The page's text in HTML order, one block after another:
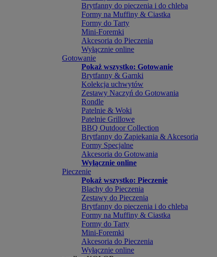
Brytfanny do pieczenia i do chleba
Formy na Muffiny & Ciastka
Formy do Tarty
Mini-Foremki
Akcesoria do Pieczenia
Wyłącznie online
Gotowanie
Pokaż wszystko: Gotowanie
Brytfanny & Garnki
Kolekcja uchwytów
Zestawy Naczyń do Gotowania
Rondle
Patelnie & Woki
Patelnie Grillowe
BBQ Outdoor Collection
Brytfanny do Zapiekania & Akcesoria
Formy Specjalne
Akcesoria do Gotowania
Wyłącznie online
Pieczenie
Pokaż wszystko: Pieczenie
Blachy do Pieczenia
Zestawy do Pieczenia
Brytfanny do pieczenia i do chleba
Formy na Muffiny & Ciastka
Formy do Tarty
Mini-Foremki
Akcesoria do Pieczenia
Wyłącznie online